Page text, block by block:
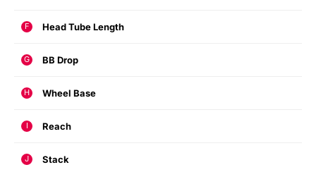
F Head Tube Length
G BB Drop
H Wheel Base
I Reach
J Stack